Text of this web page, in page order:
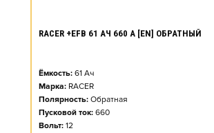
RACER +EFB 61 АЧ 660 А [EN] ОБРАТНЫЙ
Ёмкость: 61 Ач
Марка: RACER
Полярность: Обратная
Пусковой ток: 660
Вольт: 12